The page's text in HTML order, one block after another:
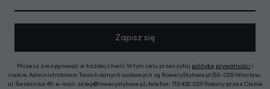
Zapisz się
Możesz zrezygnować w każdej chwili. W tym celu przeczytaj politykę prywatności i
cookie. Administratorem Twoich danych osobowych są RoweryStylowe.pl (50-028 Wrocław,
ul. Świdnicka 49; e-mail: sklep@rowerystylowe.pl, telefon: 713 432 029. Podany przez Ciebie